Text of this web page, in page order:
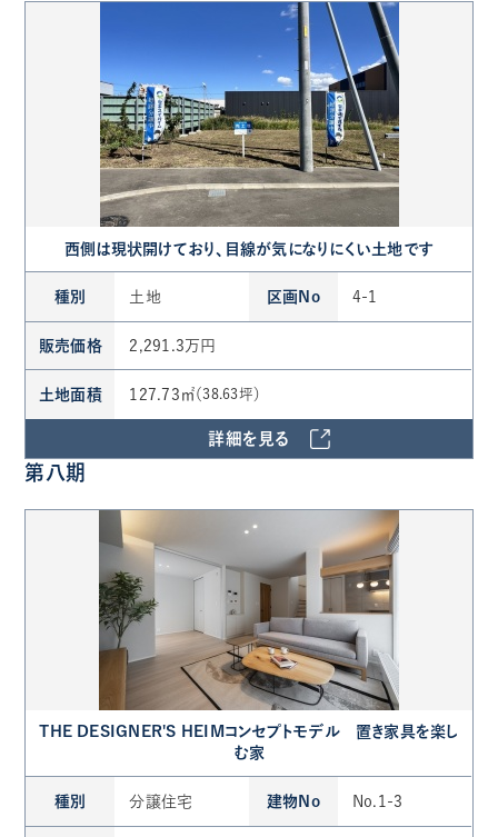
西側は現状開けており、目線が気になりにくい土地です
種別 土地 区画No 4-1
販売価格 2,291.3万円
土地面積 127.73㎡（38.63坪）
詳細を見る
第八期
THE DESIGNER'S HEIMコンセプトモデル 置き家具を楽し
む家
種別 分譲住宅 建物No No.1-3